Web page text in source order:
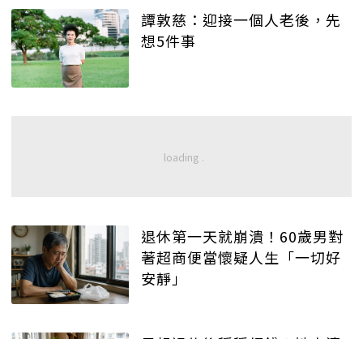
譚敦慈：迎接一個人老後，先
想5件事
退休第一天就崩潰！60歲男對
著超商便當懷疑人生「一切好
安靜」